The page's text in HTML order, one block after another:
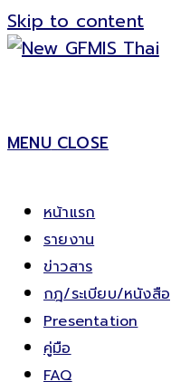
Skip to content
MENU CLOSE
หน้าแรก
รายงาน
ข่าวสาร
กฎ/ระเบียบ/หนังสือ
Presentation
คู่มือ
FAQ